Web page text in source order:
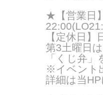
★【営業日
【定休日
第3土曜日
「くじ弁
※イベント
詳細は当